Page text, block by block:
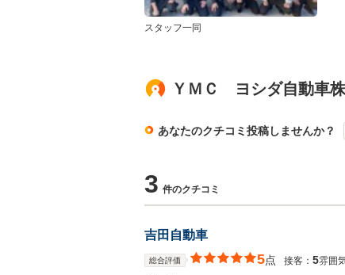
スタッフ一同
ＹＭＣ ヨシダ自動車
あなたのクチコミ投稿しませんか？
3 件のクチコミ
吉田自動車
総合評価 5点 接客： 5雰囲